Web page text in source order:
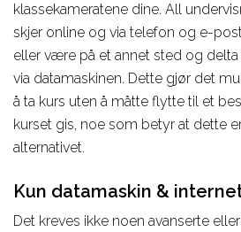
klassekameratene dine. All
skjer online og via telefon og e-
eller være på et annet sted og delta
via datamaskinen. Dette gjør det
å ta kurs uten å måtte flytte til et
kurset gis, noe som betyr at dette
alternativet.
Kun datamaskin &
Det kreves ikke noen avanserte